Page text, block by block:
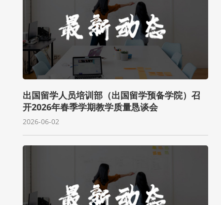
出国留学人员培训部（出国留学预备学院）召
开2026年春季学期教学质量恳谈会
2026-06-02